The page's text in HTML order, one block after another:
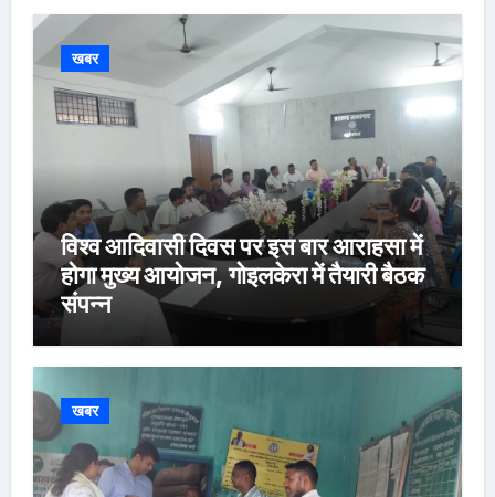
खबर
विश्व आदिवासी दिवस पर इस बार आराहसा में
होगा मुख्य आयोजन, गोइलकेरा में तैयारी बैठक
संपन्न
खबर